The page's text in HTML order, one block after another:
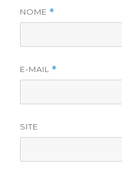
NOME *
E-MAIL *
SITE